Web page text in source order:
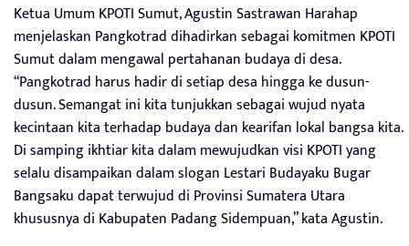
Ketua Umum KPOTI Sumut, Agustin Sastrawan Harahap
menjelaskan Pangkotrad dihadirkan sebagai komitmen KPOTI
Sumut dalam mengawal pertahanan budaya di desa.
“Pangkotrad harus hadir di setiap desa hingga ke dusun-
dusun. Semangat ini kita tunjukkan sebagai wujud nyata
kecintaan kita terhadap budaya dan kearifan lokal bangsa kita.
Di samping ikhtiar kita dalam mewujudkan visi KPOTI yang
selalu disampaikan dalam slogan Lestari Budayaku Bugar
Bangsaku dapat terwujud di Provinsi Sumatera Utara
khususnya di Kabupaten Padang Sidempuan,” kata Agustin.